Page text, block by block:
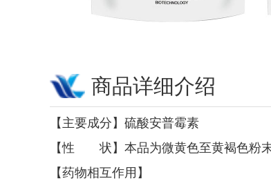
商品详细介绍
【主要成分】硫酸安普霉素
【性 状】本品为微黄色至黄褐色粉末
【药物相互作用】